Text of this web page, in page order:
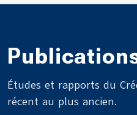
Études et rapports du
récent au plus ancien.